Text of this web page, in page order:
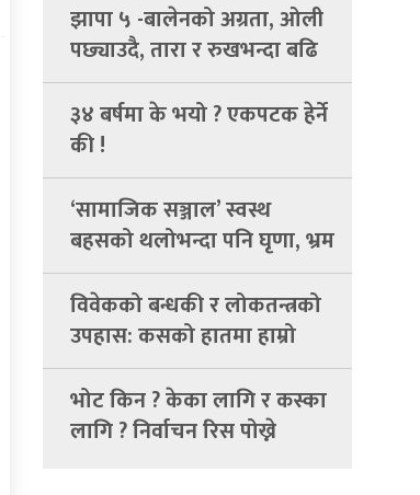
झापा ५ -बालेनको अग्रता, ओली
पछ्याउदै, तारा र रुखभन्दा बढि
माटोमा मत
३४ बर्षमा के भयो ? एकपटक हेर्ने
की !
‘सामाजिक सञ्जाल’ स्वस्थ
बहसको थलोभन्दा पनि घृणा, भ्रम
र गालीगलौजको अखडा बन्दै
विवेकको बन्धकी र लोकतन्त्रको
उपहास: कसको हातमा हाम्रो
भविष्य ?
भोट किन ? केका लागि र कस्का
लागि ? निर्वाचन रिस पोख्ने